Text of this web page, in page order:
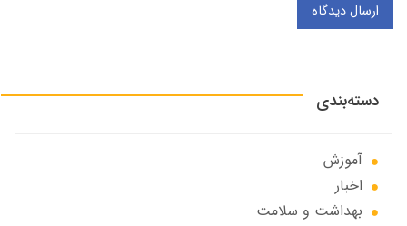
ارسال دیدگاه
دسته‌بندی
آموزش
اخبار
بهداشت و سلامت